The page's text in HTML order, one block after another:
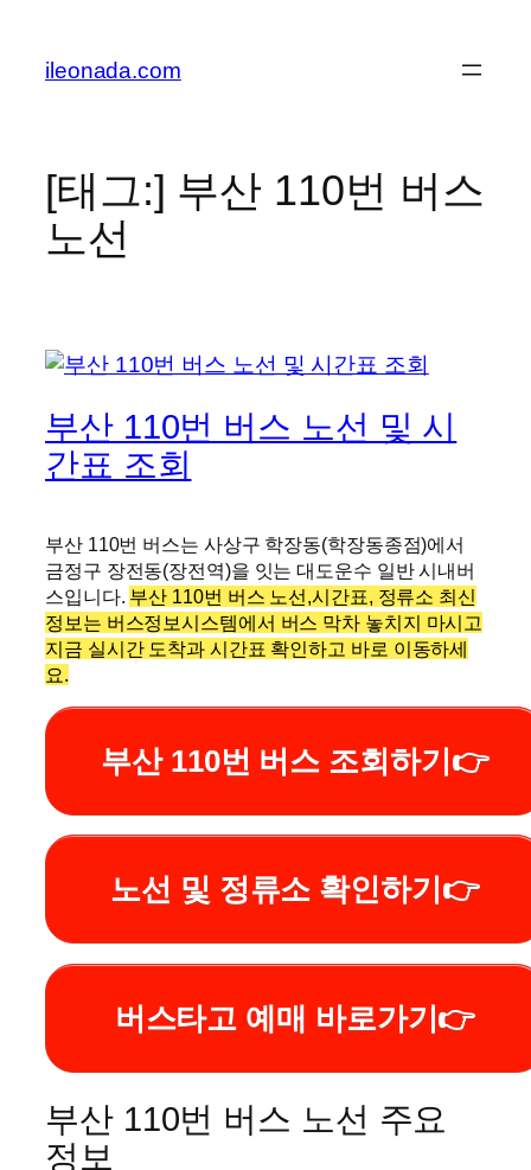
ileonada.com
[태그:] 부산 110번 버스
노선
부산 110번 버스 노선 및 시
간표 조회
부산 110번 버스는 사상구 학장동(학장동종점)에서
금정구 장전동(장전역)을 잇는 대도운수 일반 시내버
스입니다. 부산 110번 버스 노선,시간표, 정류소 최신
정보는 버스정보시스템에서 버스 막차 놓치지 마시고
지금 실시간 도착과 시간표 확인하고 바로 이동하세
요.
부산 110번 버스 조회하기👉
노선 및 정류소 확인하기👉
버스타고 예매 바로가기👉
부산 110번 버스 노선 주요
정보